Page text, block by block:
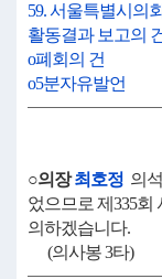
59. 서울특별시의
활동결과 보고의
o폐회의 건
o5분자유발언
○의장최호정 의
었으므로 제335회
의하겠습니다.
(의사봉 3타)